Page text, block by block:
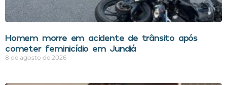
Homem morre em acidente de trânsito após
cometer feminicídio em Jundiá
8 de agosto de 2026